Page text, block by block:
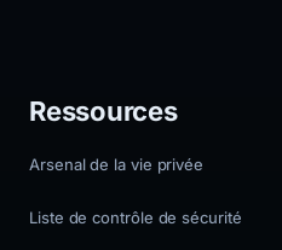
Ressources
Arsenal de la vie privée
Liste de contrôle de sécurité